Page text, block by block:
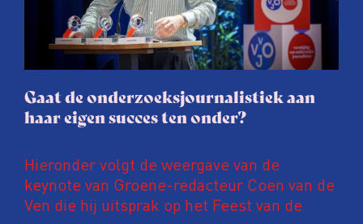
gaat de hele publicatie zelfs niet door.
Gaat de onderzoeksjournalistiek aan
haar eigen succes ten onder?
Hieronder volgt de weergave van de
keynote van Groene-redacteur Coen van de
Ven die hij uitsprak op het Feest van de